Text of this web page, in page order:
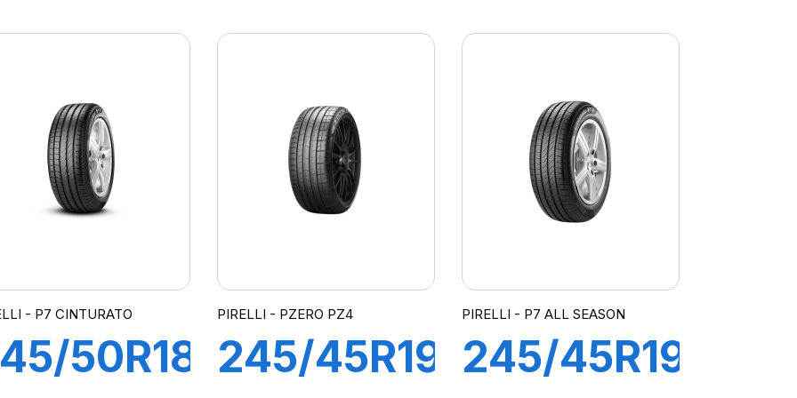
4
SPORT3
- P7 CINTURATO
50R18
PIRELLI - PZERO PZ4
245/45R19
PIRELLI - P7 ALL SEASON
245/45R19